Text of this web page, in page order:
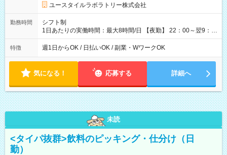
ユースタイルラボラトリー株式会社
勤務時間
シフト制
1日あたりの実働時間：最大8時間/日 【夜勤】 22：00～翌9：
00 ※週1日～OK ／ 夜勤専従 ＊＊ 勤務時間例 ＊＊ ■22時か
ら翌7時 ■23時から翌8時 ■24時から翌9時 など ※上記の時間
ます。 ※曜日固定（毎週同じ曜日での勤務となります）
特徴 週1日からOK / 日払いOK / 副業・WワークOK
気になる！ 応募する 詳細へ
未読
<タイパ抜群>飲料のピッキング・仕分け（日
勤）